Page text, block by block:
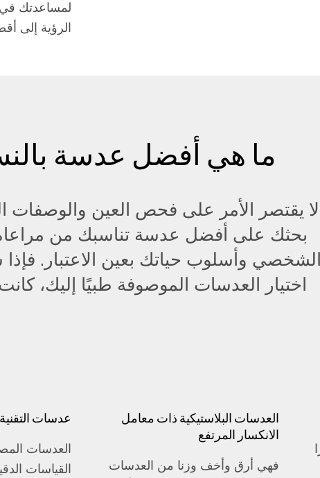
لمساعدتك
الرؤية إلى
ما هي أفضل عدسة
لا يقتصر الأمر على فحص العين والوصفات
بحثك على أفضل عدسة تناسبك من
الشخصي وأسلوب حياتك بعين الاعتبار.
اختيار العدسات الموصوفة طبيًا إليك،
العدسات البلاستيكية ذات معامل
الانكسار المرتفع
فهي أرق وأخف وزنا من العدسات
عدسات
العدسات
القياسات